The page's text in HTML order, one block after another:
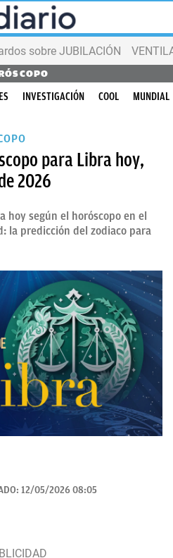
sobre JUBILACIÓN
INVESTIGACIÓN COOL MUNDIAL
para Libra hoy,
2026
hoy según el horóscopo en el
la predicción del zodiaco para
12/05/2026 08:05